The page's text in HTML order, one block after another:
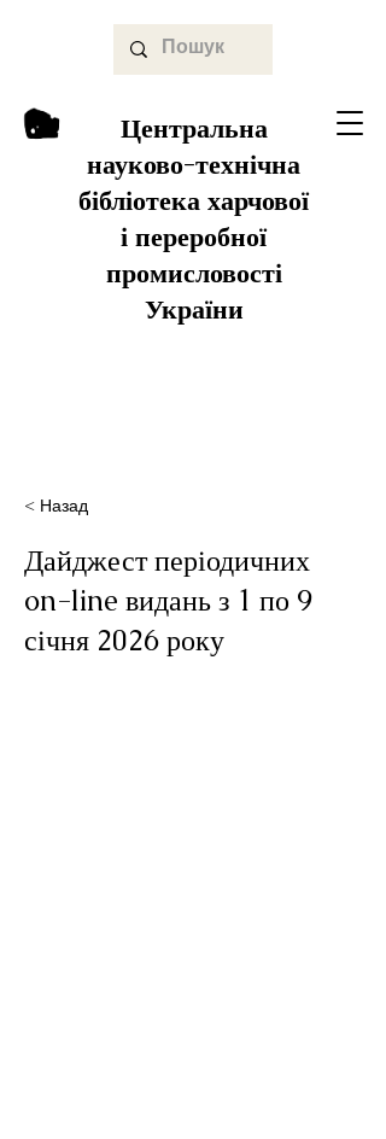
Центральна
науково-технічна
бібліотека харчової
і переробної
промисловості
України
< Назад
Дайджест періодичних
on-line видань з 1 по 9
січня 2026 року